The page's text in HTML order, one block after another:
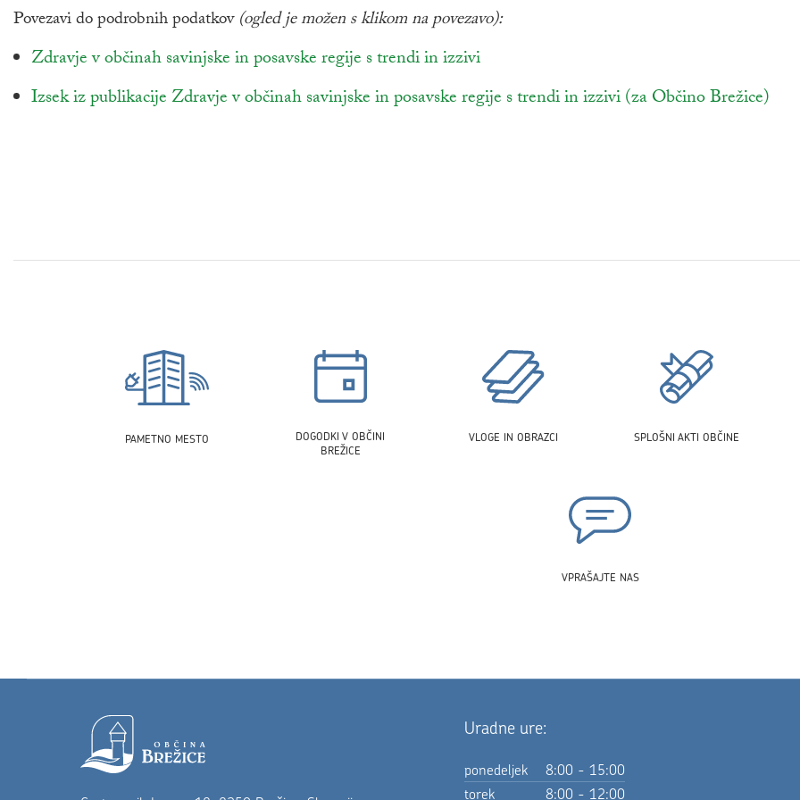
Povezavi do podrobnih podatkov(ogled je možen s klikom na povezavo):
povezava na dokument
Zdravje v občinah savinjske in posavske regije s trendi in izzivi
povezava na dokument
Izsek iz publikacije Zdravje v občinah savinjske in posavske regije s trendi in izzivi (za Občino Brežice)
PAMETNO MESTO
DOGODKI V OBČINI
BREŽICE
VLOGE IN OBRAZCI SPLOŠNI AKTI OBČINE
VPRAŠAJTE NAS
Noga strani Uradne ure:
ponedeljek
8:00 - 15:00
torek
8:00 - 12:00